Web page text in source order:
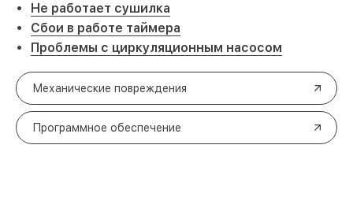
Не работает сушилка
Сбои в работе таймера
Проблемы с циркуляционным насосом
Механические повреждения
Программное обеспечение